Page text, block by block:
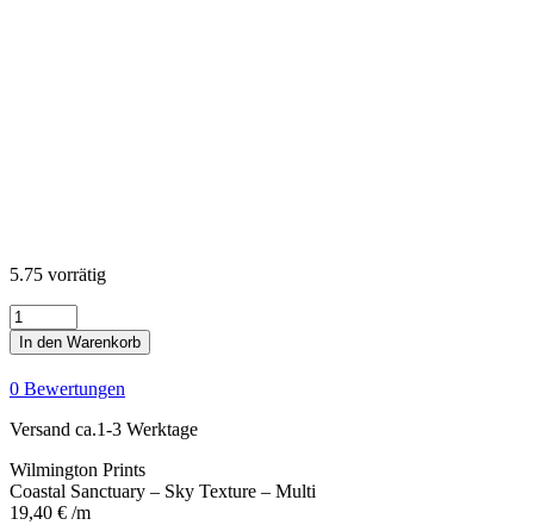
5.75 vorrätig
Coastal
Sanctuary
-
Sky
Texture
-
Multi
Menge
In den Warenkorb
0 Bewertungen
Versand ca.1-3 Werktage
Wilmington Prints
Coastal Sanctuary – Sky Texture – Multi
19,40 € /m